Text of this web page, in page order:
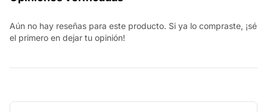
Aún no hay reseñas para este producto. Si ya lo compraste, ¡sé
el primero en dejar tu opinión!